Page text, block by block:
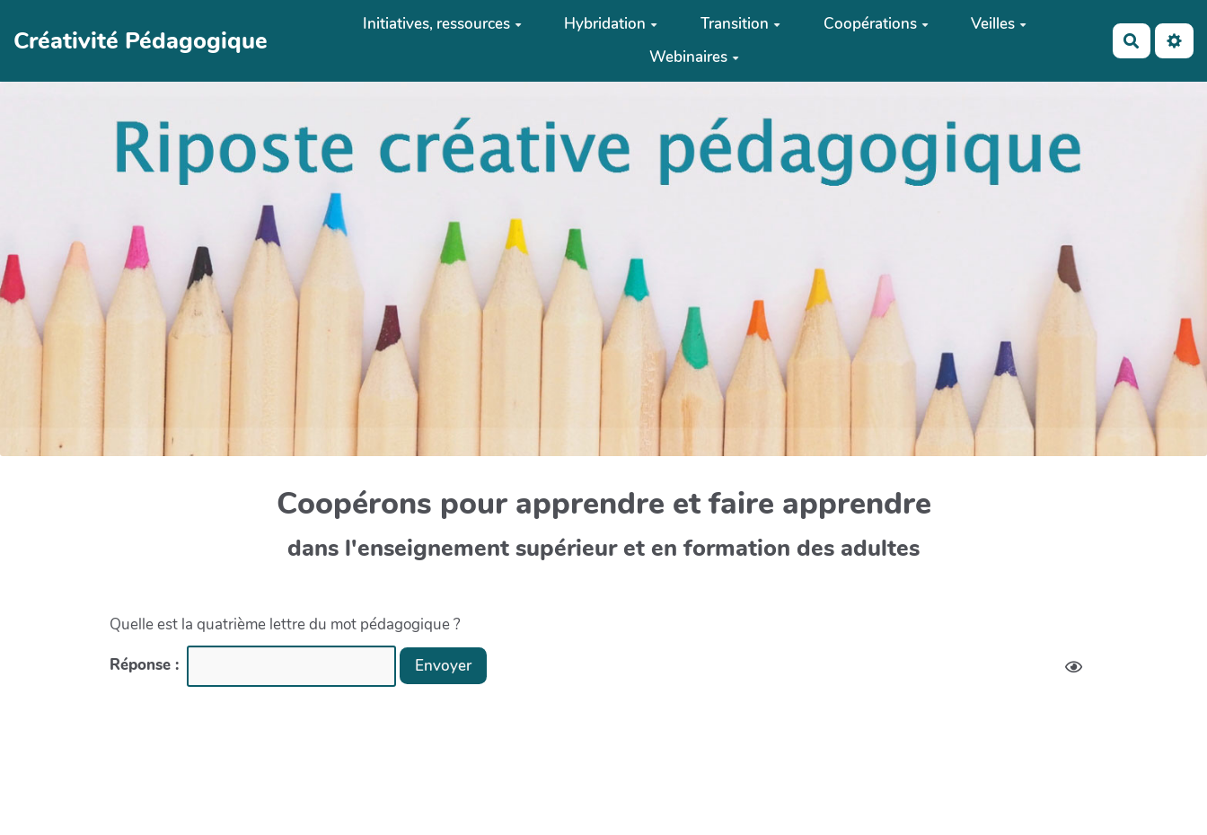
Créativité Pédagogique
Initiatives, ressources Hybridation Transition Coopérations
Veilles
Webinaires
Coopérons pour apprendre et faire apprendre
dans l'enseignement supérieur et en formation des adultes
Quelle est la quatrième lettre du mot pédagogique ?
Réponse :
Envoyer